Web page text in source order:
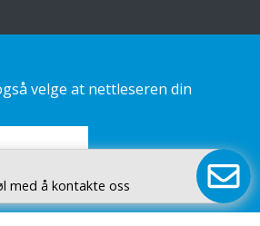
med å kontakte oss
velge at nettleseren din